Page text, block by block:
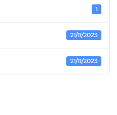
1
21/11/2023
21/11/2023